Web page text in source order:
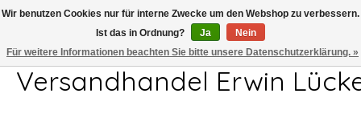
Telefon 04407 715872 MO-DO 7.00-17.00Uhr FR 7.00-13.00Uhr
Versandhandel Erwin
Wir benutzen Cookies nur für interne Zwecke um den Webshop zu verbessern.
Ist das in Ordnung?
Ja
Nein
Für weitere Informationen beachten Sie bitte unsere Datenschutzerklärung. »